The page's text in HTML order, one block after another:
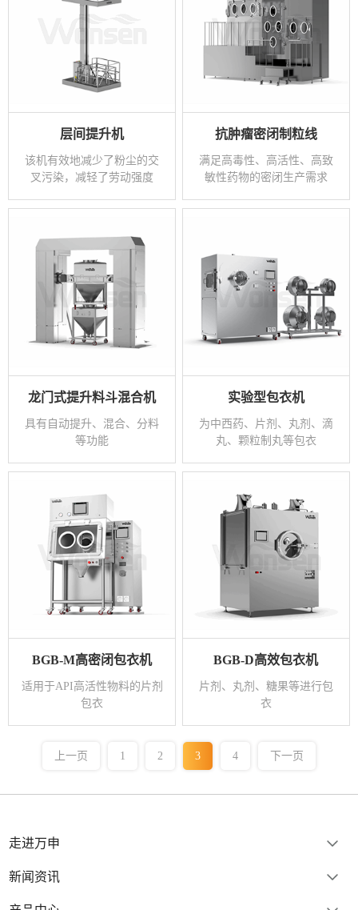
层间提升机
该机有效地减少了粉尘的交
叉污染，减轻了劳动强度
抗肿瘤密闭制粒线
满足高毒性、高活性、高致
敏性药物的密闭生产需求
龙门式提升料斗混合机
具有自动提升、混合、分料
等功能
实验型包衣机
为中西药、片剂、丸剂、滴
丸、颗粒制丸等包衣
BGB-M高密闭包衣机
适用于API高活性物料的片剂
包衣
BGB-D高效包衣机
片剂、丸剂、糖果等进行包
衣
上一页 1 2 3 4 下一页
走进万申
新闻资讯